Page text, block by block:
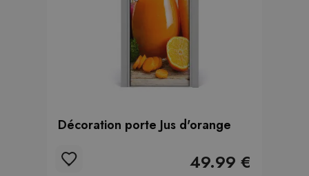
Décoration porte Jus d'orange
49.99 €